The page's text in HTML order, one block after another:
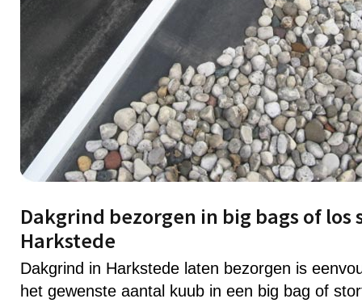
Dakgrind bezorgen in big bags of los
Harkstede
Dakgrind in Harkstede laten bezorgen is
het gewenste aantal kuub in een big bag of